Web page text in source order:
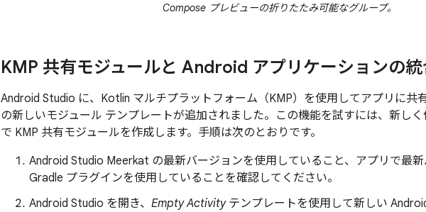
Compose プレビューの折りたたみ可能なグループ。
KMP 共有モジュールと Android アプリケーションの
Android Studio に、Kotlin マルチプラットフォーム（KMP）を使用してアプリに共
の新しいモジュール テンプレートが追加されました。この機能を試すには、新し
で KMP 共有モジュールを作成します。手順は次のとおりです。
Android Studio Meerkat の最新バージョンを使用していること、アプリで最
Gradle プラグインを使用していることを確認してください。
Android Studio を開き、 Empty Activityテンプレートを使用して新しい